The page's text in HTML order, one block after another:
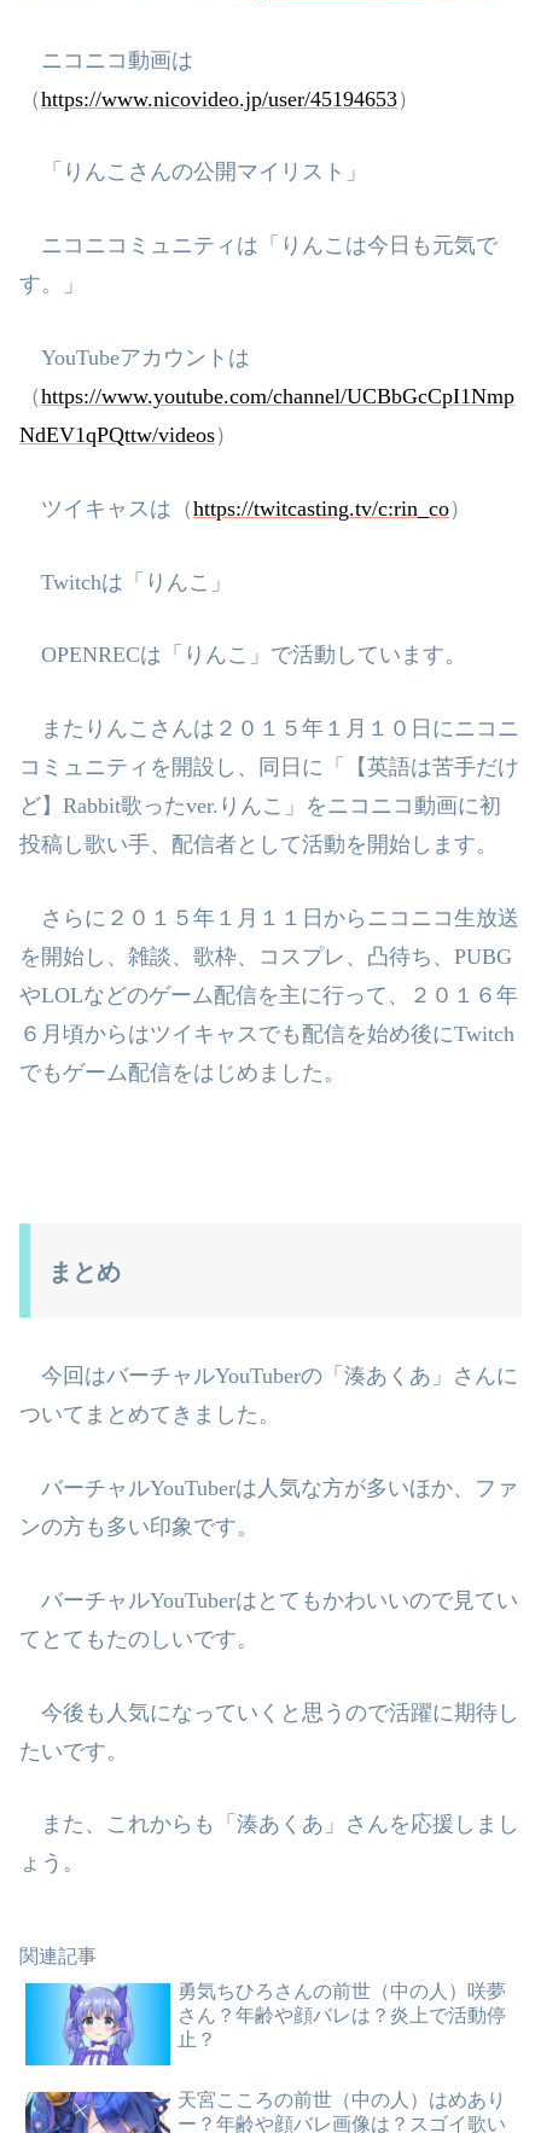
ニコニコ動画は
（https://www.nicovideo.jp/user/45194653）
「りんこさんの公開マイリスト」
ニコニコミュニティは「りんこは今日も元気で
す。」
YouTubeアカウントは
（https://www.youtube.com/channel/UCBbGcCpI1Nmp
NdEV1qPQttw/videos）
ツイキャスは（https://twitcasting.tv/c:rin_co）
Twitchは「りんこ」
OPENRECは「りんこ」で活動しています。
またりんこさんは２０１５年１月１０日にニコニ
コミュニティを開設し、同日 に「【英語は苦手だけ
ど】 Rabbit歌ったver. りんこ」をニコニコ動画に初
投稿し歌い手、配信者として活動を開始します。
さらに２０１５年１月１１日からニコニコ生放送
を開始し、雑談、歌枠、コス プレ、凸待ち、 PUBG
やLOLなどのゲーム配信を主に行って、２０１６年
６月頃からはツイキャスでも配信を始め後にTwitch
でもゲーム配信をはじめました。
まとめ
今回はバーチャルYouTuberの「湊あくあ」さんに
ついてまとめてきました。
バーチャルYouTuberは人気な方が多いほか、ファ
ンの方も多い印象です。
バーチャルYouTuberはとてもかわいいので見てい
てとてもたのしいです。
今後も人気になっていくと思うので活躍に期待し
たいです。
また、これからも「湊あくあ」さんを応援しまし
ょう。
関連記事
勇気ちひろさんの前世（中の人）咲夢
さん？年齢や顔バレは？炎上で活動停
止？
天宮こころの前世（中の人）はめあり
ー？年齢や顔バレ画像は？スゴイ歌い